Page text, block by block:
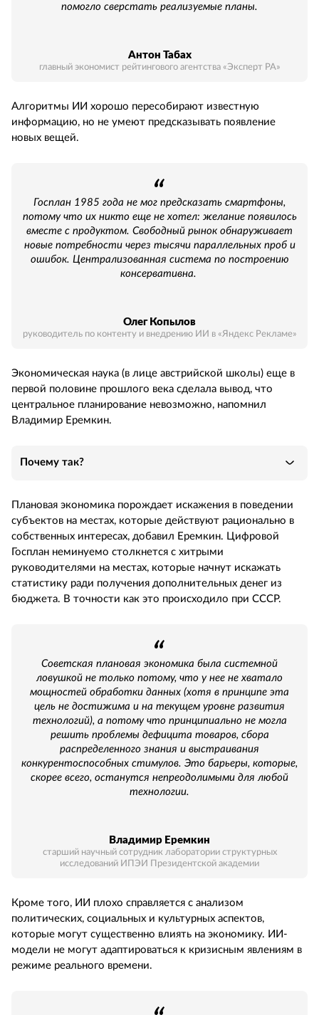
помогло сверстать реализуемые планы.
Антон Табах
главный экономист рейтингового агентства «Эксперт РА»
Алгоритмы ИИ хорошо пересобирают известную
информацию, но не умеют предсказывать появление
новых вещей.
Госплан 1985 года не мог предсказать смартфоны,
потому что их никто еще не хотел: желание появилось
вместе с продуктом. Свободный рынок обнаруживает
новые потребности через тысячи параллельных проб и
ошибок. Централизованная система по построению
консервативна.
Олег Копылов
руководитель по контенту и внедрению ИИ в «Яндекс Рекламе»
Экономическая наука (в лице австрийской школы) еще в
первой половине прошлого века сделала вывод, что
центральное планирование невозможно, напомнил
Владимир Еремкин.
Почему так?
Плановая экономика порождает искажения в поведении
субъектов на местах, которые действуют рационально в
собственных интересах, добавил Еремкин. Цифровой
Госплан неминуемо столкнется с хитрыми
руководителями на местах, которые начнут искажать
статистику ради получения дополнительных денег из
бюджета. В точности как это происходило при СССР.
Советская плановая экономика была системной
ловушкой не только потому, что у нее не хватало
мощностей обработки данных (хотя в принципе эта
цель не достижима и на текущем уровне развития
технологий), а потому что принципиально не могла
решить проблемы дефицита товаров, сбора
распределенного знания и выстраивания
конкурентоспособных стимулов. Это барьеры, которые,
скорее всего, останутся непреодолимыми для любой
технологии.
Владимир Еремкин
старший научный сотрудник лаборатории структурных
исследований ИПЭИ Президентской академии
Кроме того, ИИ плохо справляется с анализом
политических, социальных и культурных аспектов,
которые могут существенно влиять на экономику. ИИ-
модели не могут адаптироваться к кризисным явлениям в
режиме реального времени.